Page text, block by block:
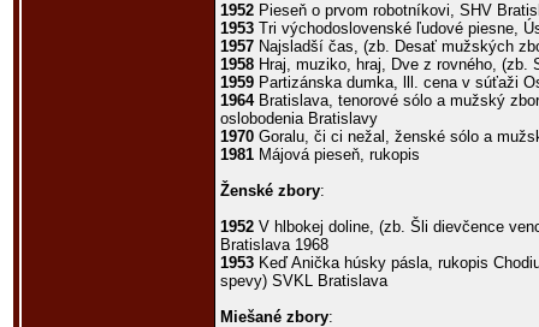
1952 Pieseň o prvom robotníkovi, SHV
1953 Tri východoslovenské ľudové piesne,
1957 Najsladší čas, (zb. Desať mužských
1958 Hraj, muziko, hraj, Dve z rovného,
1959 Partizánska dumka, lll. cena v súťaži
1964Bratislava, tenorové sólo a mužský
oslobodenia Bratislavy
1970 Goralu, či ci nežal, ženské sólo a
1981 Májová pieseň, rukopis
Ženské zbory:
1952 V hlbokej doline, (zb. Šli dievčence
Bratislava 1968
1953 Keď Anička húsky pásla, rukopis
spevy) SVKL Bratislava
Miešané zbory: